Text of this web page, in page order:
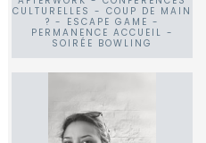
CULTURELLES - COUP DE MAIN
? - ESCAPE GAME -
PERMANENCE ACCUEIL -
SOIRÉE BOWLING